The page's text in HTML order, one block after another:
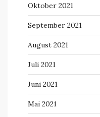
Oktober 2021
September 2021
August 2021
Juli 2021
Juni 2021
Mai 2021